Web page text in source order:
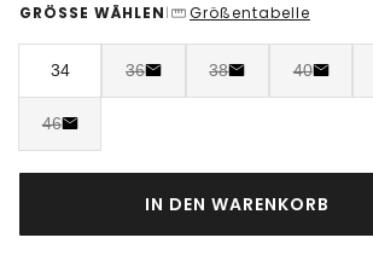
GRÖSSE WÄHLEN | Größentabelle
34 36 38 40
46
IN DEN WARENKORB